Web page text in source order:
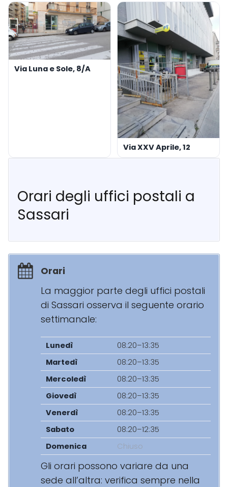
Via Luna e Sole, 8/A
Via XXV Aprile, 12
Orari degli uffici postali a
Sassari
Orari
La maggior parte degli uffici postali
di Sassari osserva il seguente orario
settimanale:
Lunedì
08:20–13:35
Martedì
08:20–13:35
Mercoledì
08:20–13:35
Giovedì
08:20–13:35
Venerdì
08:20–13:35
Sabato
08:20–12:35
Domenica
Chiuso
Gli orari possono variare da una
sede all’altra: verifica sempre nella